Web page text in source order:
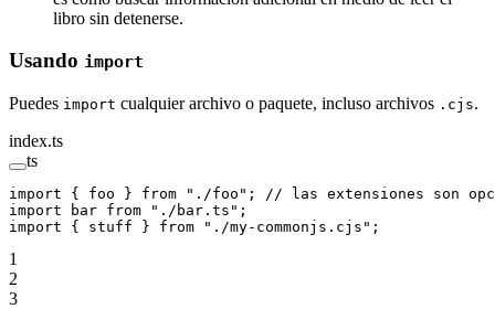
libro sin detenerse.
Usando import
Puedes import cualquier archivo o paquete, incluso archivos .cjs.
index.ts
ts
import { foo } from "./foo" ;
// las extensiones son
import bar from "./bar.ts" ;
import { stuff } from "./my-commonjs.cjs" ;
1
2
3